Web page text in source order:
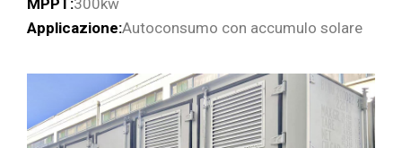
MPPT:300kw
Applicazione:Autoconsumo con accumulo solare